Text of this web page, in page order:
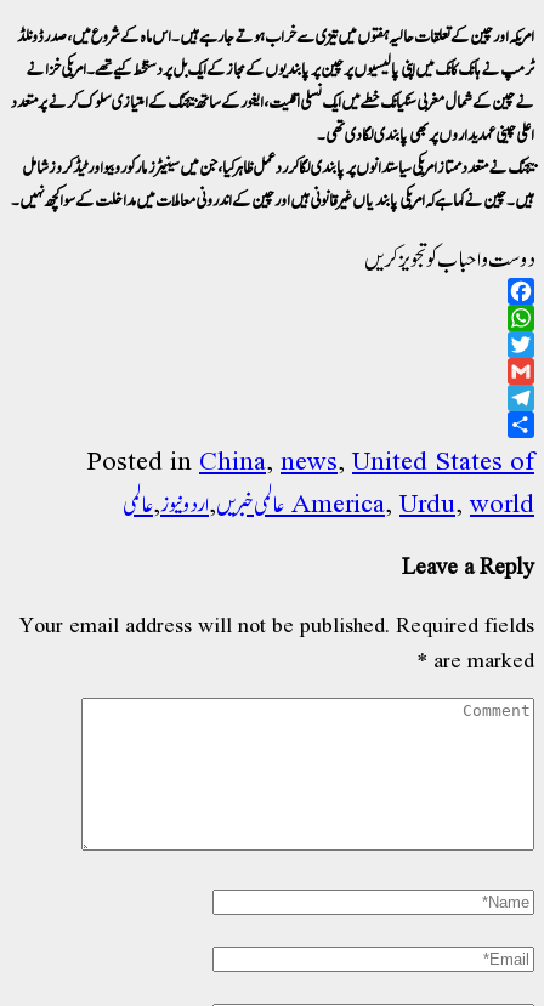
امریکہ اور چین کے تعلقات حالیہ ہفتوں میں تیزی سے خراب ہوتے جارہے ہیں۔ اس ماہ کے شروع میں ، صدر ڈونلڈ
ٹرمپ نے ہانگ کانگ میں اپنی پالیسیوں پر چین پر پابندیوں کے مجاز کے ایک بل پر دستخط کیے تھے۔ امریکی خزانے
نے چین کے شمال مغربی سنکیانگ خطے میں ایک نسلی اقلیت ، ایغور کے ساتھ بیجنگ کے امتیازی سلوک کرنے پر متعدد
اعلی چینی عہدیداروں پر بھی پابندی لگا دی تھی۔
بیجنگ نے متعدد ممتاز امریکی سیاستدانوں پر پابندی لگا کر ردعمل ظاہر کیا ، جن میں سینیٹرز مارکو روبیو اور ٹیڈ کروز شامل
ہیں۔ چین نے کہا ہے کہ امریکی پابندیاں غیر قانونی ہیں اور چین کے اندرونی معاملات میں مداخلت کے سوا کچھ نہیں۔
دوست و احباب کو تجویز کریں
Facebook
WhatsApp
Twitter
Gmail
Telegram
Share
Posted inChina,news,United States of
America,Urdu,world عالمی خبریں ,اردو نیوز,عالمی
Leave a Reply
Your email address will not be published. Required fields
are marked
*